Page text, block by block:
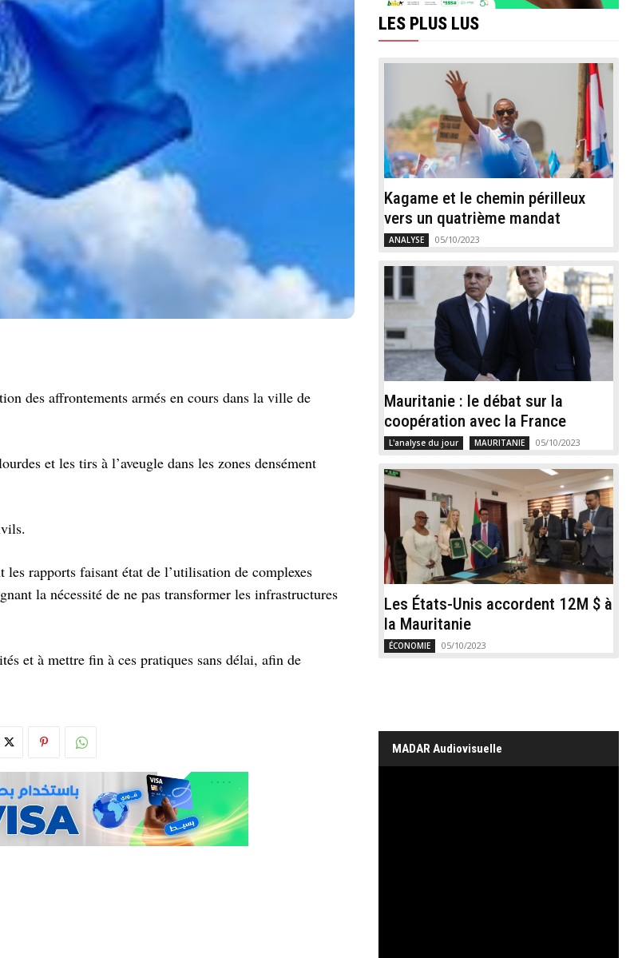
des affrontements armés en cours dans la ville de
et les tirs à l’aveugle dans les zones densément
rapports faisant état de l’utilisation de complexes
la nécessité de ne pas transformer les infrastructures
et à mettre fin à ces pratiques sans délai, afin de
LES PLUS LUS
Kagame et le chemin périlleux
vers un quatrième mandat
ANALYSE 05/10/2023
Mauritanie : le débat sur la
coopération avec la France
L'analyse du jour MAURITANIE 05/10/2023
Les États-Unis accordent 12M $ à
la Mauritanie
ÉCONOMIE 05/10/2023
MADAR Audiovisuelle